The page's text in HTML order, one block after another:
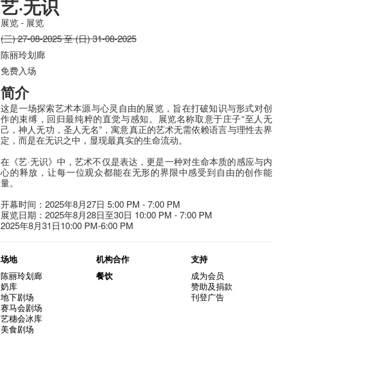
艺·无识
展览 - 展览
(三) 27-08-2025 至 (日) 31-08-2025
陈丽玲划廊
免费入场
简介
这是一场探索艺术本源与心灵自由的展览，旨在打破知识与形式对创
作的束缚，回归最纯粹的直觉与感知。展览名称取意于庄子“至人无
己，神人无功，圣人无名”，寓意真正的艺术无需依赖语言与理性去界
定，而是在无识之中，显现最真实的生命流动。
在《艺·无识》中，艺术不仅是表达，更是一种对生命本质的感应与内
心的释放，让每一位观众都能在无形的界限中感受到自由的创作能
量。
开幕时间：2025年8月27日 5:00 PM - 7:00 PM
展览日期：2025年8月28日至30日 10:00 PM - 7:00 PM
2025年8月31日10:00 PM-6:00 PM
场地
陈丽玲划廊
奶库
地下剧场
赛马会剧场
艺穗会冰库
美食剧场
机构合作
餐饮
支持
成为会员
赞助及捐款
刊登广告